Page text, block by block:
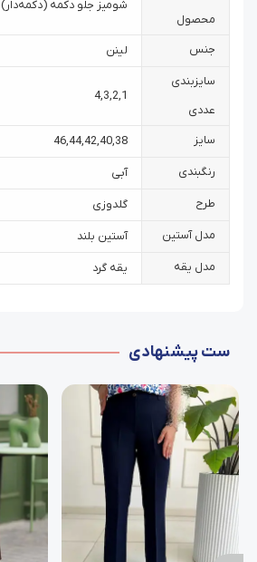
محصول
شومیز جلو دکمه (دکمه‌دار)
جنس لینن
سایزبندی
عددی
1
,
2
,
3
,
4
سایز 38
,
40
,
42
,
44
,
46
رنگبندی آبی
طرح گلدوزی
مدل آستین آستین بلند
مدل یقه یقه گرد
ست پیشنهادی